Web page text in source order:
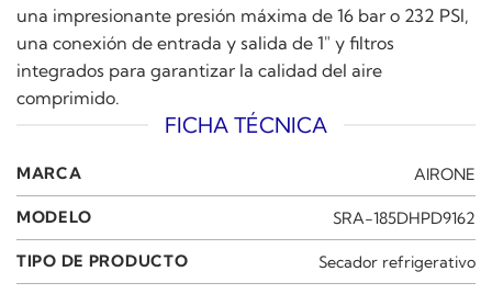
una impresionante presión máxima de 16 bar o 232 PSI,
una conexión de entrada y salida de 1″ y filtros
integrados para garantizar la calidad del aire
comprimido.
FICHA TÉCNICA
MARCA AIRONE
MODELO SRA-185DHPD9162
TIPO DE PRODUCTO Secador refrigerativo